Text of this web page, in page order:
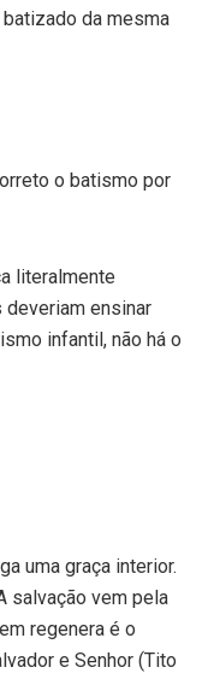
da mesma
o batismo por
literalmente
ensinar
infantil, não há o
uma graça interior.
salvação vem pela
regenera é o
e Senhor (Tito